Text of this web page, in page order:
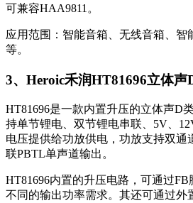
可兼容HAA9811。
应用范围：智能音箱、无线音箱、智
等。
3、Heroic禾润HT81696立体声
HT81696是一款内置升压的立体声D
持单节锂电、双节锂电串联、5V、
电压提供给功放供电，功放支持双
联PBTL单声道输出。
HT81696内置的升压电路，可通过
不同的输出功率需求。其还可通过外